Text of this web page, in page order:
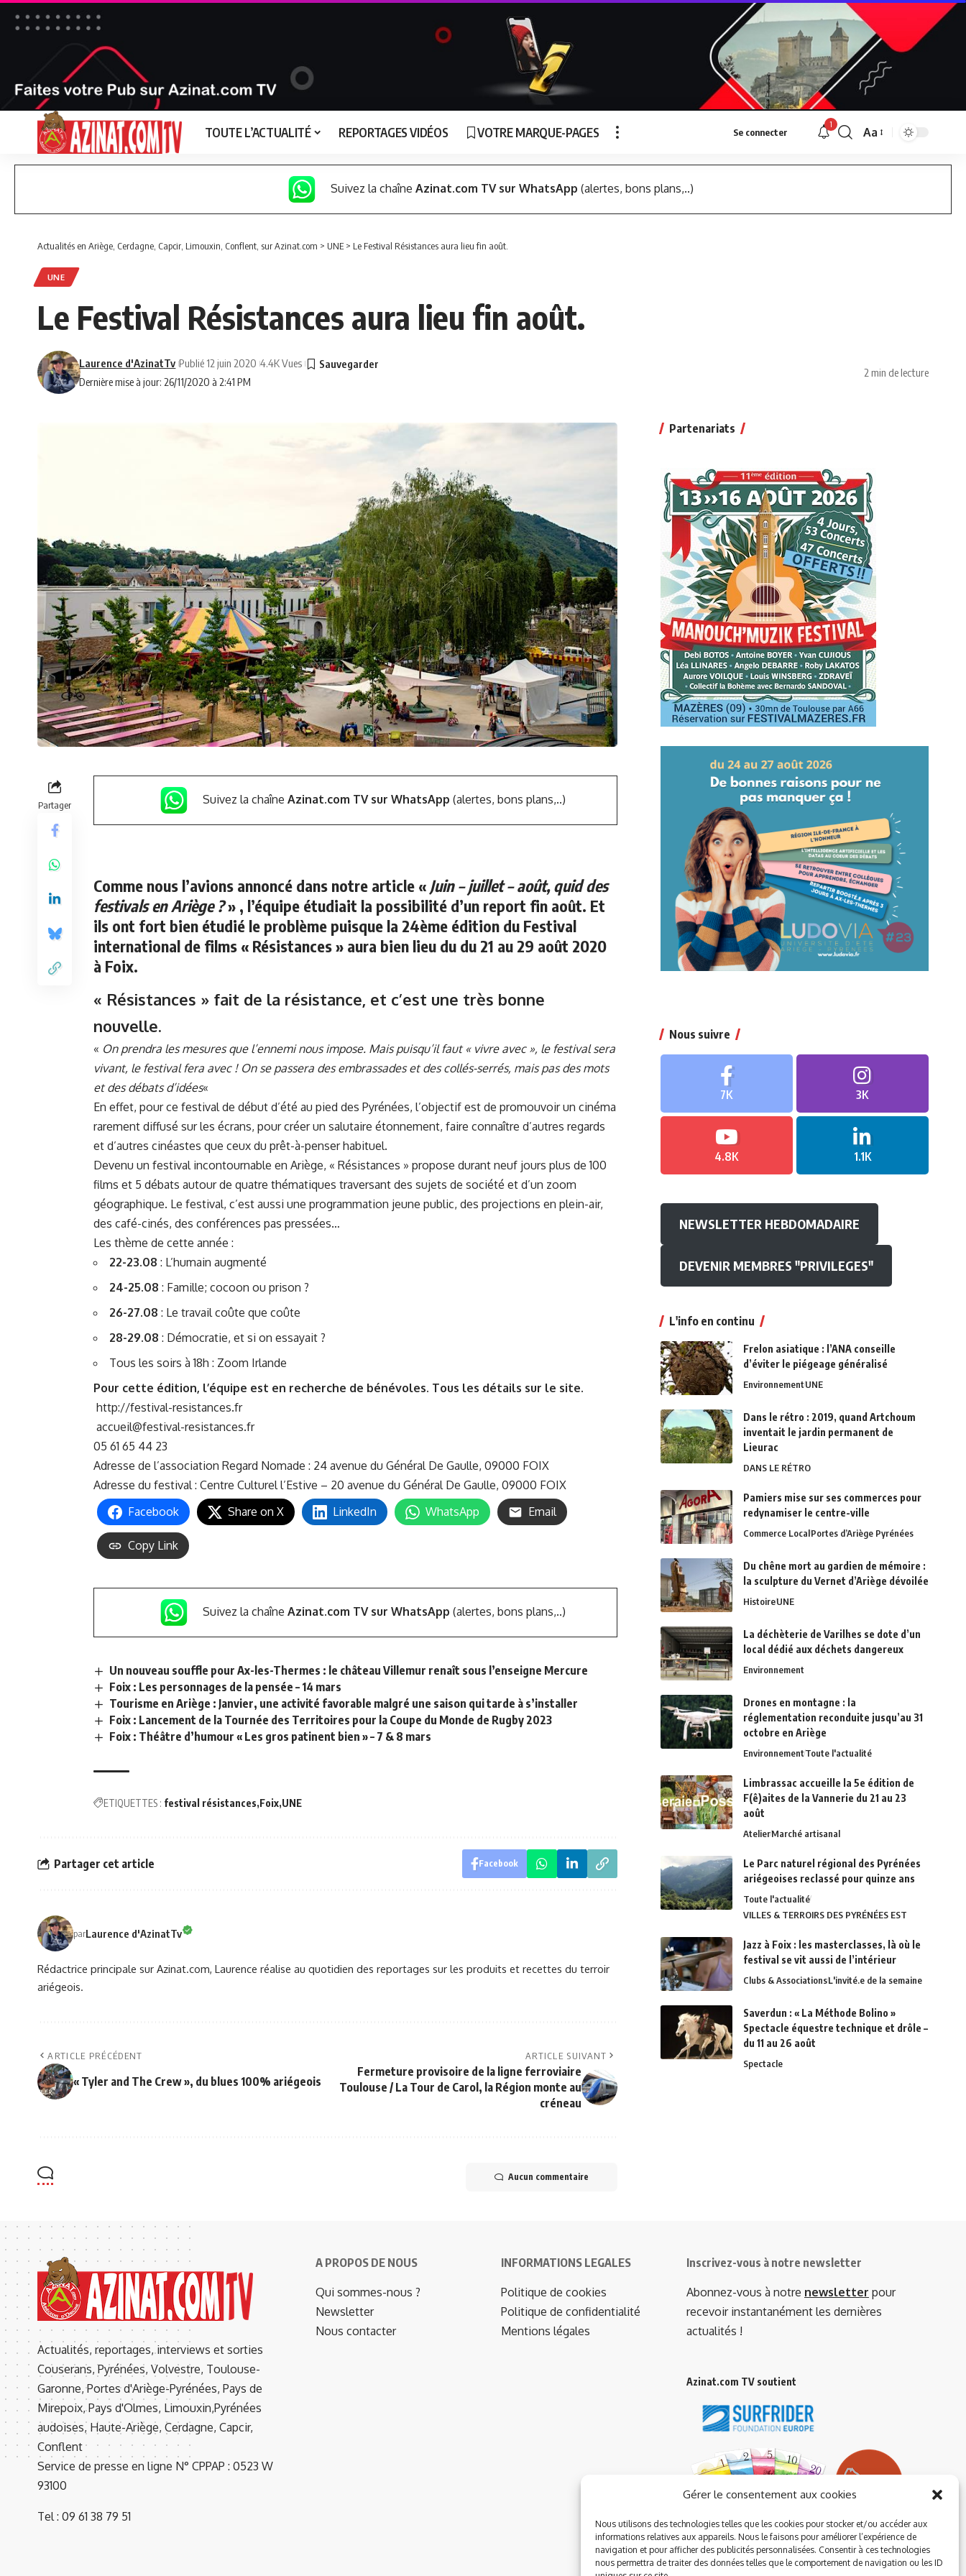
Gérer le consentement aux cookies
Nous utilisons des technologies telles que les cookies pour stocker et/ou accéder aux
informations relatives aux appareils. Nous le faisons pour améliorer l’expérience de
navigation et pour afficher des publicités personnalisées. Consentir à ces technologies
nous permettra de traiter des données telles que le comportement de navigation ou les ID
TOUTE L’ACTUALITÉ REPORTAGES VIDÉOS VOTRE MARQUE-PAGES Se connecter
1
Font
Aa
Suivez la chaîne Azinat.com TV sur WhatsApp (alertes, bons plans,..)
Actualités en Ariège, Cerdagne, Capcir, Limouxin, Conflent, sur Azinat.com > UNE> Le Festival Résistances aura lieu fin août.
UNE
Le Festival Résistances aura lieu fin août.
Dernière mise à jour: 26/11/2020 à 2:41 PM
Laurence d'AzinatTv Publié 12 juin 2020 4.4K Vues
2 min de lecture
Partager Suivez la chaîne Azinat.com TV sur WhatsApp (alertes, bons plans,..)
Comme nous l’avions annoncé dans notre article « Juin – juillet – août, quid des
festivals en Ariège ?» , l’équipe étudiait la possibilité d’un report fin août. Et
ils ont fort bien étudié le problème puisque la 24ème édition du Festival
international de films « Résistances » aura bien lieu du du 21 au 29 août 2020
à Foix.
« Résistances » fait de la résistance, et c’est une très bonne
nouvelle.
« On prendra les mesures que l’ennemi nous impose. Mais puisqu’il faut « vivre avec », le festival sera
vivant, le festival fera avec ! On se passera des embrassades et des collés-serrés, mais pas des mots
et des débats d’idées«
En effet, pour ce festival de début d’été au pied des Pyrénées, l’objectif est de promouvoir un cinéma
rarement diffusé sur les écrans, pour créer un salutaire étonnement, faire connaître d’autres regards
et d’autres cinéastes que ceux du prêt-à-penser habituel.
Devenu un festival incontournable en Ariège, « Résistances » propose durant neuf jours plus de 100
films et 5 débats autour de quatre thématiques traversant des sujets de société et d’un zoom
géographique. Le festival, c’est aussi une programmation jeune public, des projections en plein-air,
des café-cinés, des conférences pas pressées…
Les thème de cette année :
22-23.08 : L’humain augmenté
24-25.08 : Famille; cocoon ou prison ?
26-27.08 : Le travail coûte que coûte
28-29.08 : Démocratie, et si on essayait ?
Tous les soirs à 18h : Zoom Irlande
Pour cette édition, l’équipe est en recherche de bénévoles. Tous les détails sur le site.
http://festival-resistances.fr
accueil@festival-resistances.fr
05 61 65 44 23
Adresse de l’association Regard Nomade : 24 avenue du Général De Gaulle, 09000 FOIX
Adresse du festival : Centre Culturel l’Estive – 20 avenue du Général De Gaulle, 09000 FOIX
Facebook
Share on X LinkedIn WhatsApp Email
Copy Link
Suivez la chaîne Azinat.com TV sur WhatsApp (alertes, bons plans,..)
Un nouveau souffle pour Ax-les-Thermes : le château Villemur renaît sous l’enseigne Mercure
Foix : Les personnages de la pensée – 14 mars
Tourisme en Ariège : Janvier, une activité favorable malgré une saison qui tarde à s’installer
Foix : Lancement de la Tournée des Territoires pour la Coupe du Monde de Rugby 2023
Foix : Théâtre d’humour « Les gros patinent bien » – 7 & 8 mars
ETIQUETTES : festival résistances Foix UNE
Partager cet article Facebook
parLaurence d'AzinatTv
Rédactrice principale sur Azinat.com, Laurence réalise au quotidien des reportages sur les produits et recettes du terroir
ariégeois.
ARTICLE PRÉCÉDENT
« Tyler and The Crew », du blues 100% ariégeois
ARTICLE SUIVANT
Fermeture provisoire de la ligne ferroviaire
Toulouse / La Tour de Carol, la Région monte au
créneau
Aucun commentaire
Partenariats
Nous suivre
7K 3K
4.8K 1.1K
NEWSLETTER HEBDOMADAIRE
DEVENIR MEMBRES "PRIVILEGES"
L'info en continu
Frelon asiatique : l’ANA conseille
d’éviter le piégeage généralisé
EnvironnementUNE
Dans le rétro : 2019, quand Artchoum
inventait le jardin permanent de
Lieurac
DANS LE RÉTRO
Pamiers mise sur ses commerces pour
redynamiser le centre-ville
Commerce LocalPortes d’Ariège Pyrénées
Du chêne mort au gardien de mémoire :
la sculpture du Vernet d’Ariège dévoilée
HistoireUNE
La déchèterie de Varilhes se dote d’un
local dédié aux déchets dangereux
Environnement
Drones en montagne : la
réglementation reconduite jusqu’au 31
octobre en Ariège
EnvironnementToute l'actualité
Limbrassac accueille la 5e édition de
F(ê)aites de la Vannerie du 21 au 23
août
AtelierMarché artisanal
Le Parc naturel régional des Pyrénées
ariégeoises reclassé pour quinze ans
Toute l'actualité
VILLES & TERROIRS DES PYRÉNÉES EST
Jazz à Foix : les masterclasses, là où le
festival se vit aussi de l’intérieur
Clubs & AssociationsL'invité.e de la semaine
Saverdun : « La Méthode Bolino »
Spectacle équestre technique et drôle –
du 11 au 26 août
Spectacle
Actualités, reportages, interviews et sorties
Couserans, Pyrénées, Volvestre, Toulouse-
Garonne, Portes d'Ariège-Pyrénées, Pays de
Mirepoix, Pays d'Olmes, Limouxin,Pyrénées
audoises, Haute-Ariège, Cerdagne, Capcir,
Conflent
Service de presse en ligne N° CPPAP : 0523 W
93100
Tel : 09 61 38 79 51
A PROPOS DE NOUS
Qui sommes-nous ?
Newsletter
Nous contacter
INFORMATIONS LEGALES
Politique de cookies
Politique de confidentialité
Mentions légales
Inscrivez-vous à notre newsletter
Abonnez-vous à notre newsletter pour
recevoir instantanément les dernières
actualités !
Azinat.com TV soutient